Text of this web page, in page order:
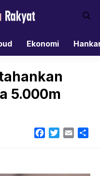
Ekonomi
5.000m
Facebook
TwitterEmail